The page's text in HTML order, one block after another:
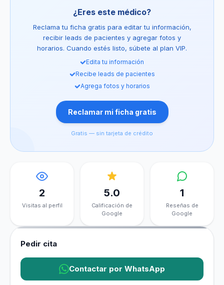
¿Eres este médico?
Reclama tu ficha gratis para editar tu información,
recibir leads de pacientes y agregar fotos y
horarios. Cuando estés listo, súbete al plan VIP.
Edita tu información
Recibe leads de pacientes
Agrega fotos y horarios
Reclamar mi ficha gratis
Gratis — sin tarjeta de crédito
2
Visitas al perfil
5.0
Calificación de
Google
1
Reseñas de
Google
Pedir cita
Contactar por WhatsApp